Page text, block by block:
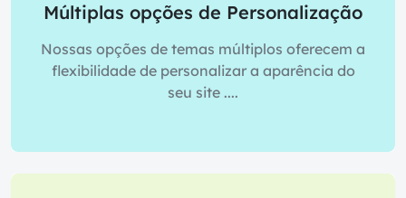
Múltiplas opções de Personalização
Nossas opções de temas múltiplos oferecem a
flexibilidade de personalizar a aparência do
seu site ....